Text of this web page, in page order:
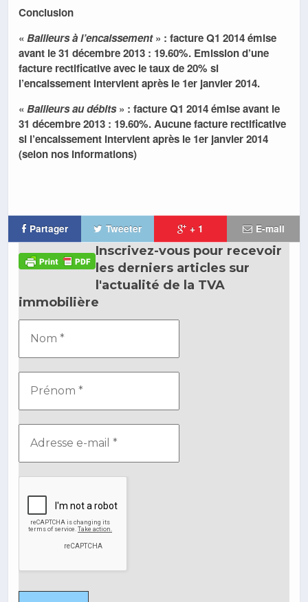
Conclusion
« Bailleurs à l’encaissement» : facture Q1 2014 émise
avant le 31 décembre 2013 : 19.60%. Emission d’une
facture rectificative avec le taux de 20% si
l’encaissement intervient après le 1er janvier 2014.
« Bailleurs au débits» : facture Q1 2014 émise avant le
31 décembre 2013 : 19.60%. Aucune facture rectificative
si l’encaissement intervient après le 1er janvier 2014
(selon nos informations)
Partager Tweeter + 1 E-mail
Inscrivez-vous pour recevoir
les derniers articles sur
l'actualité de la TVA
immobilière